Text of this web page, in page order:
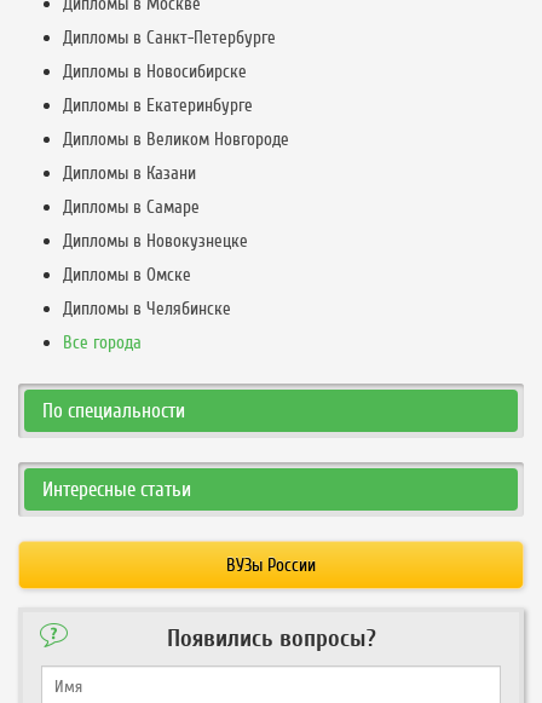
Дипломы в Санкт-Петербурге
Дипломы в Новосибирске
Дипломы в Екатеринбурге
Дипломы в Великом Новгороде
Дипломы в Казани
Дипломы в Самаре
Дипломы в Новокузнецке
Дипломы в Омске
Дипломы в Челябинске
Все города
По специальности
Интересные статьи
ВУЗы России
Появились вопросы?